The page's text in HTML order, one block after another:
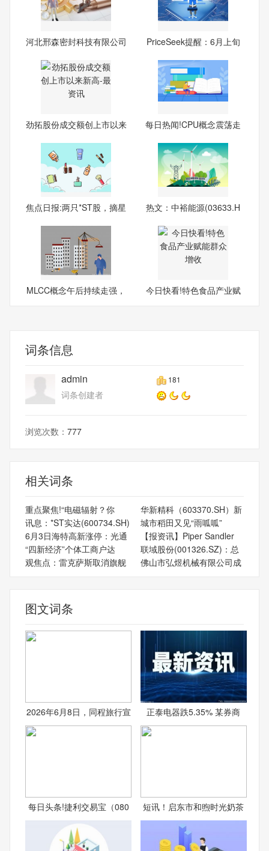
河北邢森密封科技有限公司
PriceSeek提醒：6月上旬
劲拓股份成交额创上市以来
每日热闻!CPU概念震荡走
焦点日报:两只*ST股，摘星
热文：中裕能源(03633.H
MLCC概念午后持续走强，
今日快看!特色食品产业赋
词条信息
admin 181
词条创建者
浏览次数： 777
相关词条
重点聚焦!“电磁辐射？你
华新精科（603370.SH）新
讯息：*ST实达(600734.SH)
城市稻田又见“雨呱呱”
6月3日海特高新涨停：光通
【报资讯】Piper Sandler
“四新经济”个体工商户达
联域股份(001326.SZ)：总
观焦点：雷克萨斯取消旗舰
佛山市弘煜机械有限公司成
图文词条
2026年6月8日，同程旅行宣 正泰电器跌5.35% 某券商
每日头条!捷利交易宝（080 短讯！启东市和煦时光奶茶